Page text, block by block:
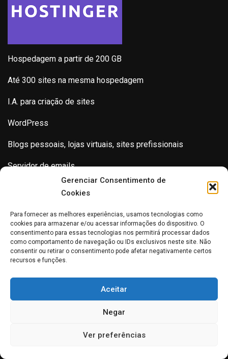
Gerenciar Consentimento de
Cookies
Para fornecer as melhores experiências, usamos tecnologias como
cookies para armazenar e/ou acessar informações do dispositivo. O
consentimento para essas tecnologias nos permitirá processar dados
como comportamento de navegação ou IDs exclusivos neste site. Não
consentir ou retirar o consentimento pode afetar negativamente certos
recursos e funções.
Aceitar
Negar
Ver preferências
Hospedagem a partir de 200 GB
Até 300 sites na mesma hospedagem
I.A. para criação de sites
WordPress
Blogs pessoais, lojas virtuais, sites prefissionais
Servidor de emails
Clique na imagem